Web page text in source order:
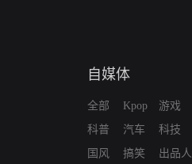
自媒体
全部
科普
国风
Kpop
汽车
搞笑
游戏
科技
出品人